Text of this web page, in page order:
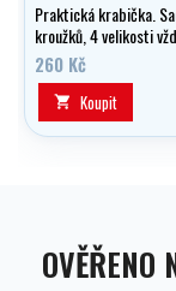
Praktická krabička.
kroužků, 4 velikosti
260 Kč
 Koupit